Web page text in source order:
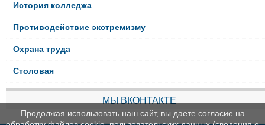
История колледжа
Противодействие экстремизму
Охрана труда
Столовая
МЫ ВКОНТАКТЕ
Продолжая использовать наш сайт, вы даете согласие на